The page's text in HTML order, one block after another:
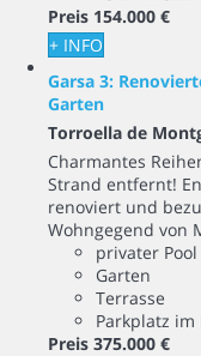
Preis 154.000 €
+ INFO
Garsa 3:
Garten
Torroella de
Charmantes
Strand entfernt!
renoviert und
Wohngegend von
privater Pool
Garten
Terrasse
Parkplatz im
Preis 375.000 €